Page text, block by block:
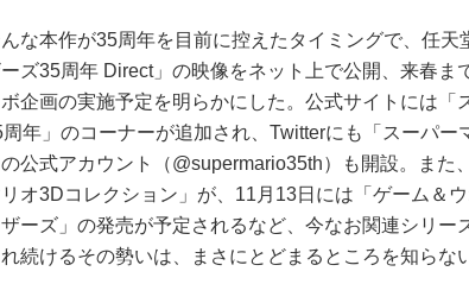
な本作が35周年を目前に控えたタイミングで、任天
ズ35周年 Direct」の映像をネット上で公開、来春ま
企画の実施予定を明らかにした。公式サイトには「
周年」のコーナーが追加され、Twitterにも「スーパー
公式アカウント（@supermario35th）も開設。また
オ3Dコレクション」が、11月13日には「ゲーム＆
ーズ」の発売が予定されるなど、今なお関連シリー
続けるその勢いは、まさにとどまるところを知らな